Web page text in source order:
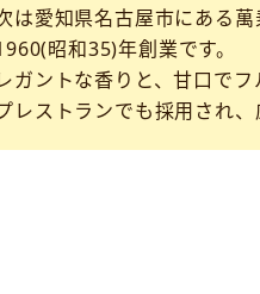
は愛知県名古屋市にある萬
昭和35)年創業です。
ガントな香りと、甘口で
レストランでも採用され、